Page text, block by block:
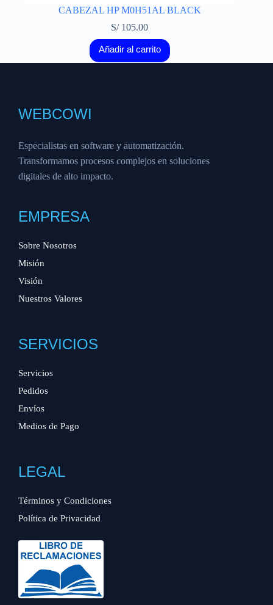
CABEZAL HP M0H51AL BLACK
S/105.00
Añadir al carrito
WEBCOWI
Especialistas en software y automatización.
Transformamos procesos complejos en soluciones
digitales de alto impacto.
EMPRESA
Sobre Nosotros
Misión
Visión
Nuestros Valores
SERVICIOS
Servicios
Pedidos
Envíos
Medios de Pago
LEGAL
Términos y Condiciones
Política de Privacidad